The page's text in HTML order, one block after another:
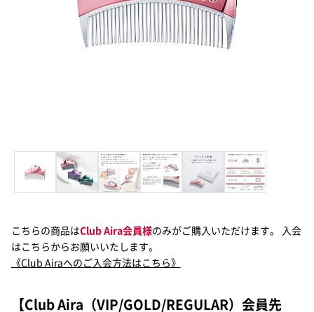
こちらの商品はClub Aira会員様のみがご購入いただけます。 入会
はこちらからお願いいたします。
《Club Airaへのご入会方法はこちら》
【Club Aira（VIP/GOLD/REGULAR）会員先